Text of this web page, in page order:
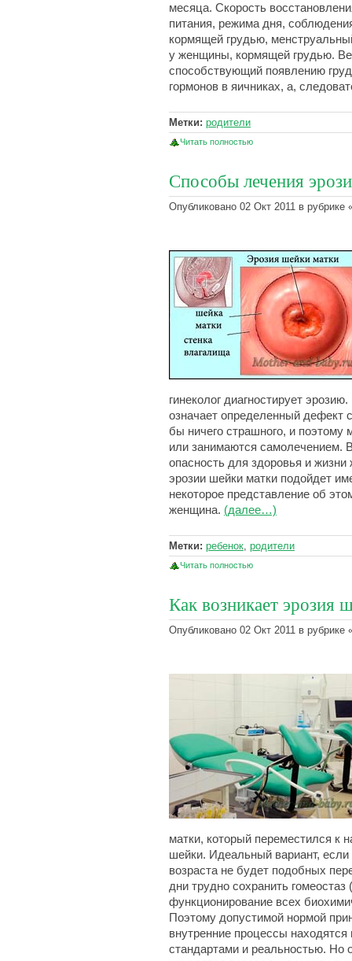
месяца. Скорость
питания, режима дня,
кормящей грудью,
у женщины, кормящей грудью.
способствующий появлению
гормонов в яичниках, а,
Метки: родители
Читать полностью
Способы лечения
Опубликовано 02 Окт 2011 в рубрике
гинеколог диагностирует
означает определенный дефект
бы ничего страшного, и
или занимаются самолечением.
опасность для здоровья и
эрозии шейки матки подойдет
некоторое представление об
женщина. (далее…)
Метки: ребенок, родители
Читать полностью
Как возникает эрозия
Опубликовано 02 Окт 2011 в рубрике
матки, который переместился к
шейки. Идеальный вариант,
возраста не будет подобных
дни трудно сохранить
функционирование всех
Поэтому допустимой нормой
внутренние процессы
стандартами и реальностью. Но